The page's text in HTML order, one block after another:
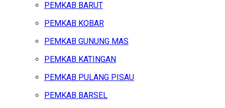
PEMKAB BARUT
PEMKAB KOBAR
PEMKAB GUNUNG MAS
PEMKAB KATINGAN
PEMKAB PULANG PISAU
PEMKAB BARSEL